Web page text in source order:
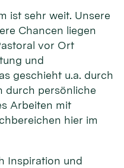
ist sehr weit. Unsere
Chancen liegen
vor Ort
und
geschieht u.a. durch
durch persönliche
Arbeiten mit
hier im
Inspiration und